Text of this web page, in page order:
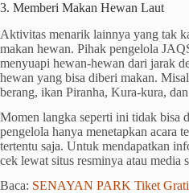
3. Memberi Makan Hewan Laut
Aktivitas menarik lainnya yang tak
makan hewan. Pihak pengelola
menyuapi hewan-hewan dari jarak
hewan yang bisa diberi makan.
berang, ikan Piranha, Kura-kura,
Momen langka seperti ini tidak bisa
pengelola hanya menetapkan acara
tertentu saja. Untuk mendapatkan
cek lewat situs resminya atau media
Baca: SENAYAN PARK Tiket